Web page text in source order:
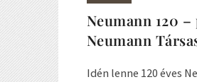
Neumann 120
Neumann
Idén lenne 120 éves